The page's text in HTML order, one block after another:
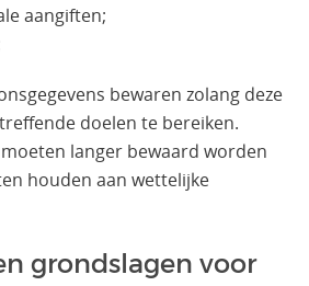
aangiften;
bewaren zolang deze
doelen te bereiken.
langer bewaard worden
houden aan wettelijke
grondslagen voor